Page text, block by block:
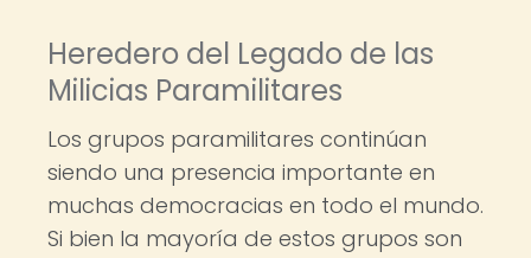
Heredero del Legado de las
Milicias Paramilitares
Los grupos paramilitares continúan
siendo una presencia importante en
muchas democracias en todo el mundo.
Si bien la mayoría de estos grupos son